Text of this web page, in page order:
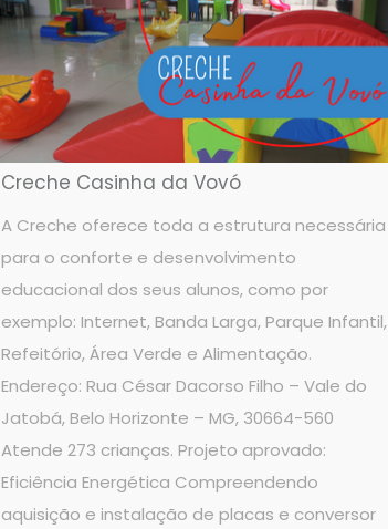
Creche Casinha da Vovó
A Creche oferece toda a estrutura necessária
para o conforte e desenvolvimento
educacional dos seus alunos, como por
exemplo: Internet, Banda Larga, Parque Infantil,
Refeitório, Área Verde e Alimentação.
Endereço: Rua César Dacorso Filho – Vale do
Jatobá, Belo Horizonte – MG, 30664-560
Atende 273 crianças. Projeto aprovado:
Eficiência Energética Compreendendo
aquisição e instalação de placas e conversor